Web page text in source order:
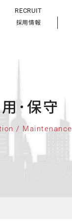
RECRUIT
採用情報
･保守
/ Maintenance